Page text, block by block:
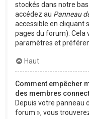
stockés dans notre
accédez au Panneau
accessible en cliquant
pages du forum). Cela
paramètres et
Haut
Comment empêcher
des membres
Depuis votre panneau
forum », vous